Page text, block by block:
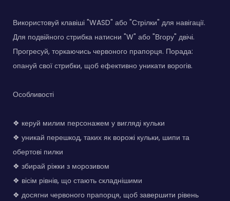
Використовуй клавіші "WASD" або "Стрілки" для навігації.
Для подвійного стрибка натисни "W" або "Вгору" двічі.
Прогресуй, торкаючись червоного прапорця. Порада:
опануй свої стрибки, щоб ефективно уникати ворогів.
Особливості
❖ керуй милим персонажем у вигляді кульки
❖ уникай перешкод, таких як ворожі кульки, шипи та
обертові пилки
❖ збирай ріжки з морозивом
❖ вісім рівнів, що стають складнішими
❖ досягни червоного прапорця, щоб завершити рівень